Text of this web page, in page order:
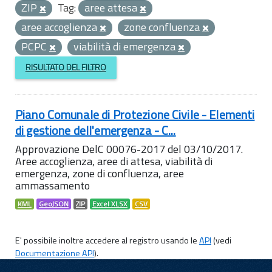
ZIP
Tag: aree attesa
aree accoglienza
zone confluenza
PCPC
viabilità di emergenza
RISULTATO DEL FILTRO
Piano Comunale di Protezione Civile - Elementi
di gestione dell'emergenza - C...
Approvazione DelC 00076-2017 del 03/10/2017.
Aree accoglienza, aree di attesa, viabilità di
emergenza, zone di confluenza, aree
ammassamento
KML GeoJSON ZIP Excel XLSX CSV
E' possibile inoltre accedere al registro usando leAPI(vedi
Documentazione API).